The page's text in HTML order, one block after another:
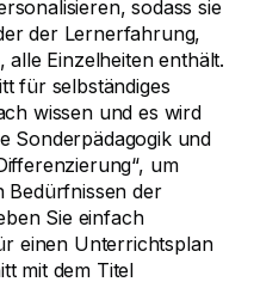
sodass sie
der Lernerfahrung,
Einzelheiten enthält.
für selbständiges
wissen und es wird
Sonderpädagogik und
um
Bedürfnissen der
Sie einfach
einen Unterrichtsplan
mit dem Titel